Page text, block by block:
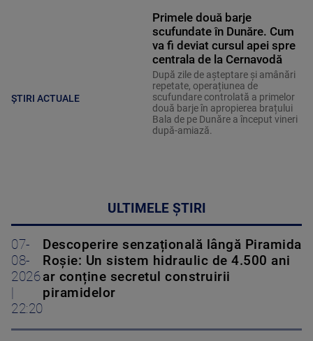
ȘTIRI ACTUALE
Primele două barje
scufundate în Dunăre. Cum
va fi deviat cursul apei spre
centrala de la Cernavodă
După zile de așteptare și amânări
repetate, operațiunea de
scufundare controlată a primelor
două barje în apropierea brațului
Bala de pe Dunăre a început vineri
după-amiază.
ULTIMELE ȘTIRI
07-
08-
2026
22:20
Descoperire senzațională lângă Piramida
Roșie: Un sistem hidraulic de 4.500 ani
ar conține secretul construirii
piramidelor